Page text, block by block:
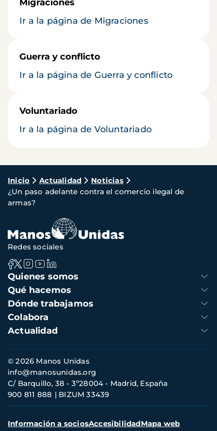
Migraciones
Ir a la página de Migraciones
Guerra y conflicto
Ir a la página de Guerra y conflicto
Voluntariado
Ir a la página de Voluntariado
Ruta
de
navegación
Inicio Actualidad
Noticias
¿Un paso adelante contra el comercio ilegal de
armas?
Navegación
principal
Quienes somos
Qué hacemos
Dónde trabajamos
Colabora
Actualidad
Redes sociales
Información
de
contacto
© 2026 Manos Unidas
C/ Barquillo, 38 - 3º28004 - Madrid, España
900 811 888
BIZUM 33439
info@manosunidas.org
Menú
Información a sociosAccesibilidadMapa web